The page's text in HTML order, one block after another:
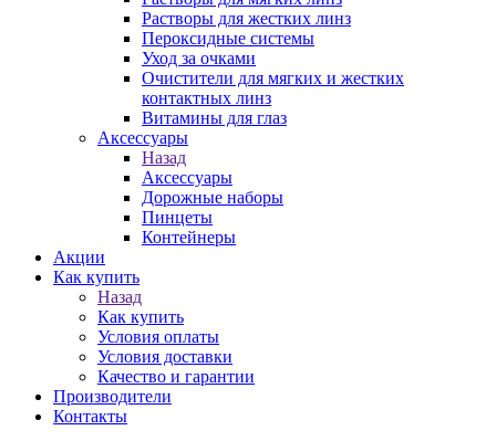
Растворы для жестких линз
Пероксидные системы
Уход за очками
Очистители для мягких и жестких
контактных линз
Витамины для глаз
Аксессуары
Назад
Аксессуары
Дорожные наборы
Пинцеты
Контейнеры
Акции
Как купить
Назад
Как купить
Условия оплаты
Условия доставки
Качество и гарантии
Производители
Контакты